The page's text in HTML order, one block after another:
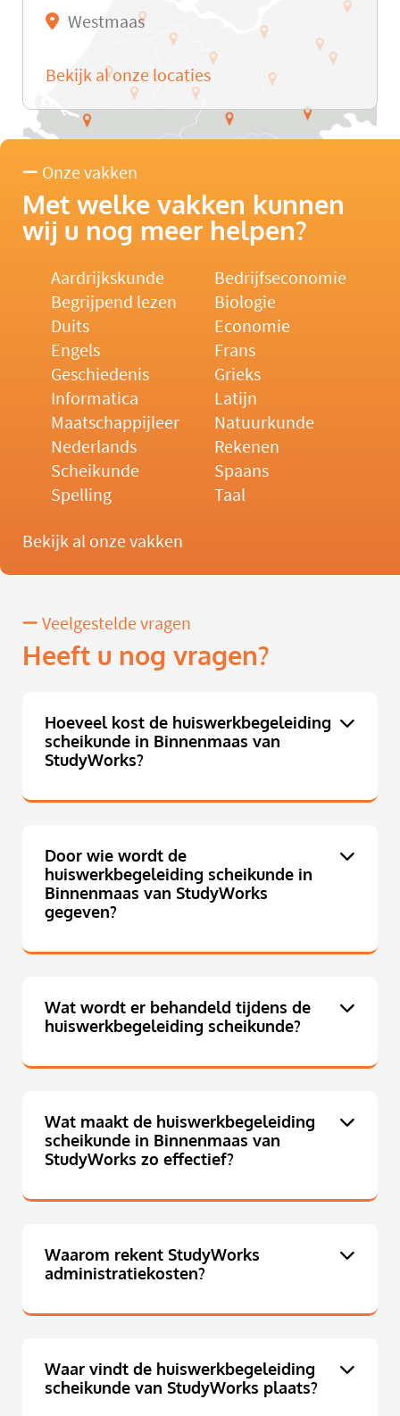
Westmaas
Bekijk al onze locaties
Onze vakken
Met welke vakken kunnen
wij u nog meer helpen?
Aardrijkskunde
Bedrijfseconomie
Begrijpend lezen
Biologie
Duits
Economie
Engels
Frans
Geschiedenis
Grieks
Informatica
Latijn
Maatschappijleer
Natuurkunde
Nederlands
Rekenen
Scheikunde
Spaans
Spelling
Taal
Bekijk al onze vakken
Veelgestelde vragen
Heeft u nog vragen?
Hoeveel kost de huiswerkbegeleiding
scheikunde in Binnenmaas van
StudyWorks?
Door wie wordt de
huiswerkbegeleiding scheikunde in
Binnenmaas van StudyWorks
gegeven?
Wat wordt er behandeld tijdens de
huiswerkbegeleiding scheikunde?
Wat maakt de huiswerkbegeleiding
scheikunde in Binnenmaas van
StudyWorks zo effectief?
Waarom rekent StudyWorks
administratiekosten?
Waar vindt de huiswerkbegeleiding
scheikunde van StudyWorks plaats?